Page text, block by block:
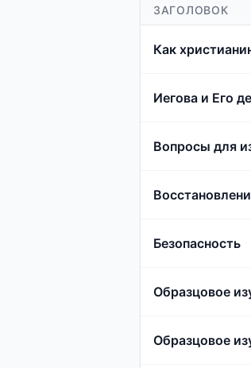
ЗАГОЛОВОК
Как
Иегова и Его
Вопросы для
Безопасность
Образцовое
Образцовое